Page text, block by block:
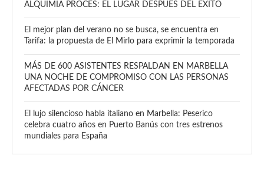
ALQUIMIA PROCES: EL LUGAR DESPUÉS DEL ÉXITO
El mejor plan del verano no se busca, se encuentra en
Tarifa: la propuesta de El Mirlo para exprimir la temporada
MÁS DE 600 ASISTENTES RESPALDAN EN MARBELLA
UNA NOCHE DE COMPROMISO CON LAS PERSONAS
AFECTADAS POR CÁNCER
El lujo silencioso habla italiano en Marbella: Peserico
celebra cuatro años en Puerto Banús con tres estrenos
mundiales para España